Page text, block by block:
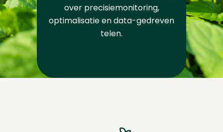
over precisiemonitoring,
optimalisatie en data-gedreven
telen.